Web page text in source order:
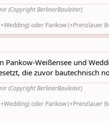
(Copyright BerlinerBauleiter)
oder Pankow (+Prenzlauer
Pankow-Weißensee und
die zuvor bautechnisch
(Copyright BerlinerBauleiter)
oder Pankow (+Prenzlauer